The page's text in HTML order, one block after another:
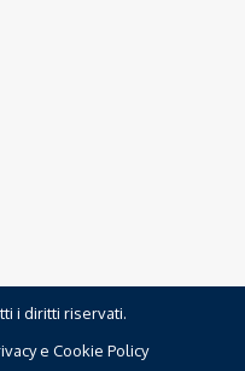
i diritti riservati.
e Cookie Policy